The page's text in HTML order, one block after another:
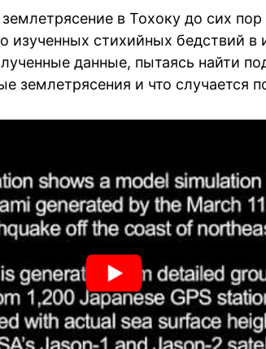
в Тохоку до сих
изученных стихийных бедствий в
данные, пытаясь найти
землетрясения и что случается